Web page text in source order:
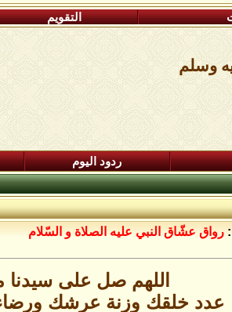
التقويم
وسلم
ردود اليوم
: رواق عشّاق النبي عليه الصلاة و السّلام
اللهم صل على
عدد خلقك وزنة عرشك